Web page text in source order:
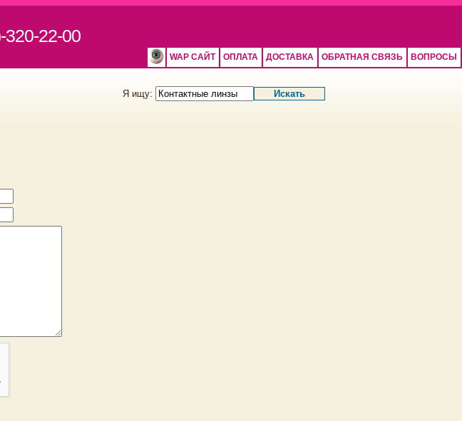
22-00
WAP САЙТ ОПЛАТА ДОСТАВКА ОБРАТНАЯ СВЯЗЬ ВОПРОСЫ
Я ищу: